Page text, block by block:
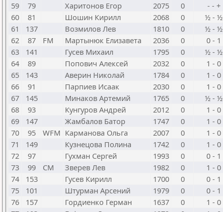
59
79 Харитонов Егор 2075 0 - - +
60
81 Шошин Кирилл 2068 0 ½ - ½
61
137 Возмилов Лев 1810 0 ½ - ½
62
87 FM Мартынюк Елизавета 2036 0 0 - 1
63
141 Гусев Михаил 1795 0 ½ - ½
64
89 Попович Алексей 2032 0 1 - 0
65
143 Аверин Николай 1784 0 1 - 0
66
91 Парпиев Исаак 2030 0 1 - 0
67
145 Минаков Артемий 1765 0 ½ - ½
68
93 Кунгуров Андрей 2012 0 1 - 0
69
147 Жамбалов Батор 1747 0 1 - 0
70
95 WFM Карманова Ольга 2007 0 1 - 0
71
149 Кузнецова Полина 1742 0 1 - 0
72
97 Гухман Сергей 1993 0 0 - 1
73
99 CM Зверев Лев 1982 0 1 - 0
74
153 Гусев Кирилл 1700 0 0 - 1
75
101 Штурман Арсений 1979 0 0 - 1
76
157 Гордиенко Герман 1637 0 1 - 0